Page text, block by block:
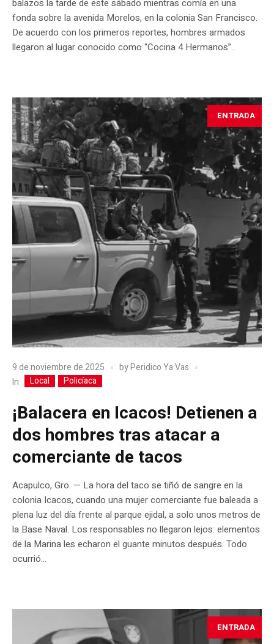
balazos la tarde de este sábado mientras comía en una
fonda sobre la avenida Morelos, en la colonia San Francisco.
De acuerdo con los primeros reportes, hombres armados
llegaron al lugar conocido como “Cocina 4 Hermanos”...
ENTRADA
9 de noviembre de 2025 byPeridico Ya Vas
In
Local Policíaca
¡Balacera en Icacos! Detienen a
dos hombres tras atacar a
comerciante de tacos
Acapulco, Gro. — La hora del taco se tiñó de sangre en la
colonia Icacos, cuando una mujer comerciante fue baleada a
plena luz del día frente al parque ejidal, a solo unos metros de
la Base Naval. Los responsables no llegaron lejos: elementos
de la Marina les echaron el guante minutos después. Todo
ocurrió...
ENTRADA